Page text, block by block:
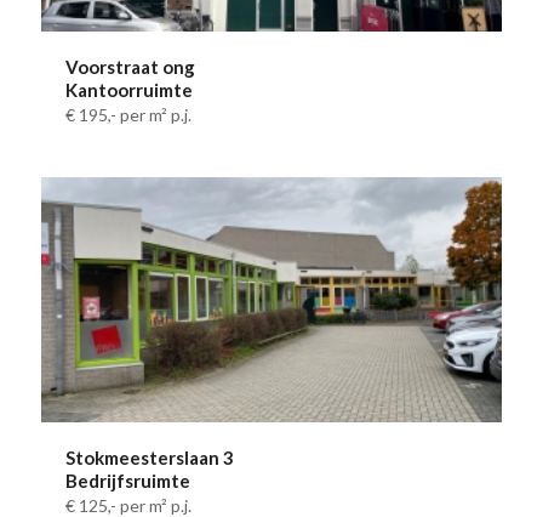
Voorstraat ong
Kantoorruimte
€ 195,- per m² p.j.
Stokmeesterslaan 3
Bedrijfsruimte
€ 125,- per m² p.j.